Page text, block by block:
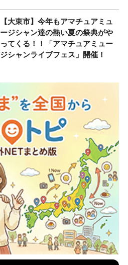
【大東市】今年もアマチュアミュ
ージシャン達の熱い夏の祭典がや
ってくる！！「アマチュアミュー
ジシャンライブフェス」開催！